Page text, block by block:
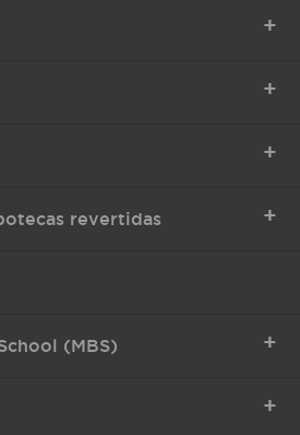
+
+
+
revertidas +
(MBS) +
+